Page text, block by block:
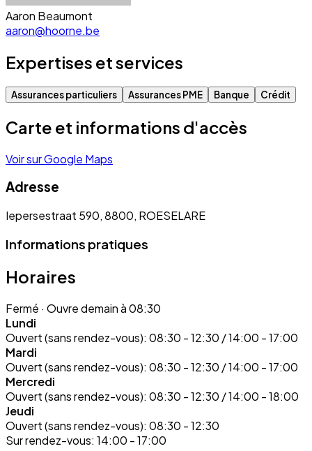
Aaron Beaumont
aaron@hoorne.be
Expertises et services
Assurances particuliers Assurances PME Banque Crédit
Carte et informations d'accès
Voir sur Google Maps
Adresse
Iepersestraat 590, 8800, ROESELARE
Informations pratiques
Horaires
Fermé · Ouvre demain à 08:30
Lundi
Ouvert (sans rendez-vous): 08:30 - 12:30 / 14:00 - 17:00
Mardi
Ouvert (sans rendez-vous): 08:30 - 12:30 / 14:00 - 17:00
Mercredi
Ouvert (sans rendez-vous): 08:30 - 12:30 / 14:00 - 18:00
Jeudi
Ouvert (sans rendez-vous): 08:30 - 12:30
Sur rendez-vous: 14:00 - 17:00